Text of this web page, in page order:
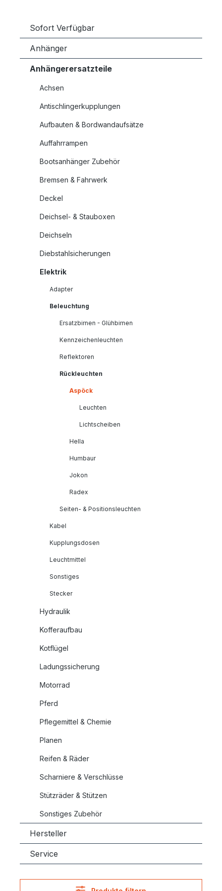
Sofort Verfügbar
Anhänger
Anhängerersatzteile
Achsen
Antischlingerkupplungen
Aufbauten & Bordwandaufsätze
Auffahrrampen
Bootsanhänger Zubehör
Bremsen & Fahrwerk
Deckel
Deichsel- & Stauboxen
Deichseln
Diebstahlsicherungen
Elektrik
Adapter
Beleuchtung
Ersatzbirnen - Glühbirnen
Kennzeichenleuchten
Reflektoren
Rückleuchten
Aspöck
Leuchten
Lichtscheiben
Hella
Humbaur
Jokon
Radex
Seiten- & Positionsleuchten
Kabel
Kupplungsdosen
Leuchtmittel
Sonstiges
Stecker
Hydraulik
Kofferaufbau
Kotflügel
Ladungssicherung
Motorrad
Pferd
Pflegemittel & Chemie
Planen
Reifen & Räder
Scharniere & Verschlüsse
Stützräder & Stützen
Sonstiges Zubehör
Hersteller
Service